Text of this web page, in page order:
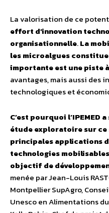
La valorisation de ce
effort d’innovation
organisationnelle.La
les microalgues
importante est une piste
avantages, mais aussi des
technologiques et
C’est pourquoi l’IPEMED
étude exploratoire sur
principales applications
technologies
objectif de
menée par Jean-Louis
Montpellier SupAgro,
Unesco en Alimentations